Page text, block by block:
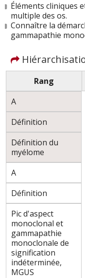
Éléments cliniques
multiple des os.
Connaître la
gammapathie
Rang
A
Définition
Définition du
myélome
A
Définition
Pic d'aspect
monoclonal et
gammapathie
monoclonale de
signification
indéterminée,
MGUS